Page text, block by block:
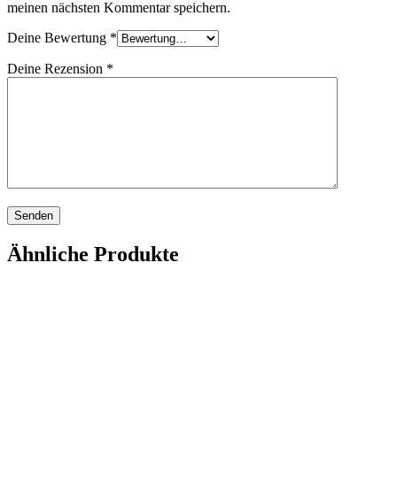
meinen nächsten Kommentar speichern.
Deine Bewertung *
Deine Rezension *
Ähnliche Produkte